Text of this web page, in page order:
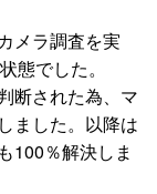
メラ調査を実
態でした。
断された為、マ
ました。以降は
100％解決しま